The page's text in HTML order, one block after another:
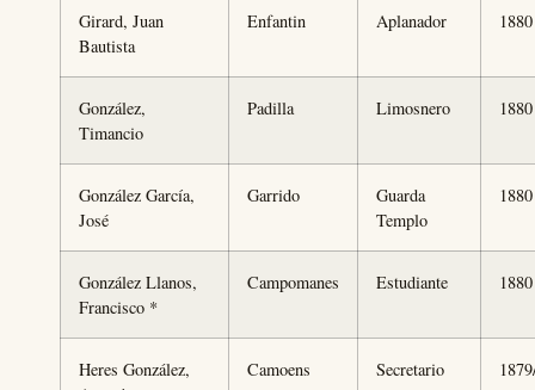
Girard, Juan
Bautista
Enfantin Aplanador 1880
González,
Timancio
Padilla Limosnero 1880
González García,
José
Garrido
Guarda
Templo
1880
González Llanos,
Francisco *
Campomanes Estudiante 1880
Heres González,
Camoens Secretario